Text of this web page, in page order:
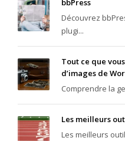
bbPress
Découvrez
plugi...
Tout ce que
d’images de
Comprendre la
Les meilleurs
Les meilleurs